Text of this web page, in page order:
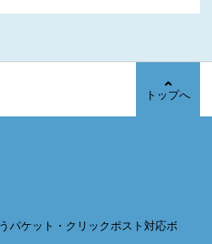
トップへ
パケット・クリックポスト対応ボ